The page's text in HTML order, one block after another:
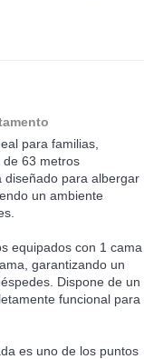
para familias,
de 63 metros
diseñado para albergar
un ambiente
equipados con 1 cama
garantizando un
Dispone de un
funcional para
es uno de los puntos